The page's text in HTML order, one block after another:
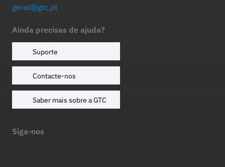
geral@gtc.pt
Ainda precisas de ajuda?
Suporte
Contacte-nos
Saber mais sobre a GTC
Siga-nos